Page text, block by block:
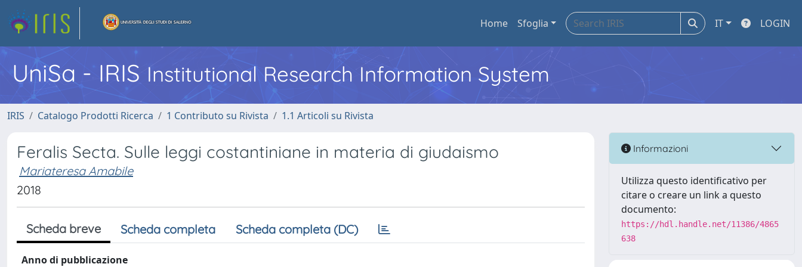
Home Sfoglia IT LOGIN
UniSa - IRIS Institutional Research Information System
IRIS Catalogo Prodotti Ricerca 1 Contributo su Rivista 1.1 Articoli su Rivista
Feralis Secta. Sulle leggi costantiniane in materia di giudaismo
Mariateresa Amabile
2018
Scheda breve Scheda completa Scheda completa (DC)
Anno di pubblicazione
Informazioni
Utilizza questo identificativo per
citare o creare un link a questo
documento:
https://hdl.handle.net/11386/4865
638